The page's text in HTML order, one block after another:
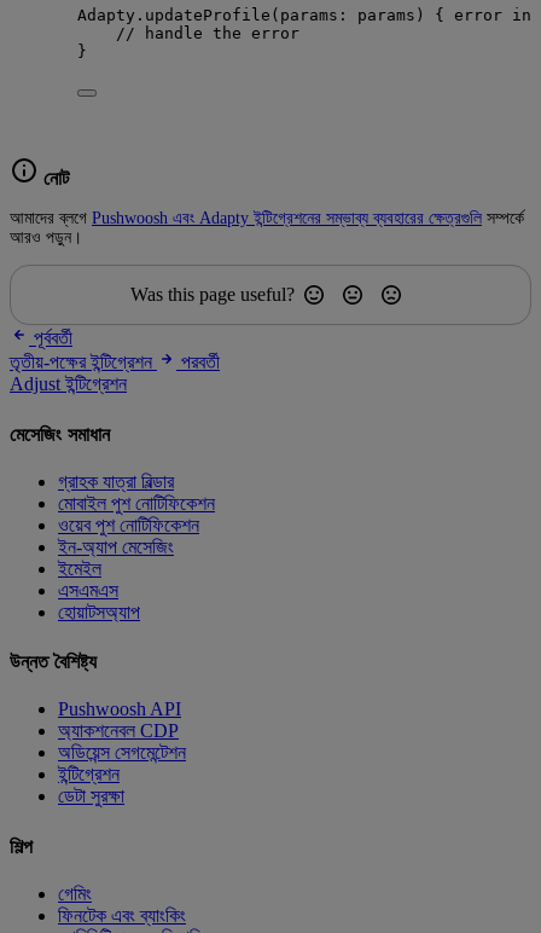
Adapty.updateProfile(params: params) { error in
// handle the error
}
নোট
আমাদের ব্লগে Pushwoosh এবং Adapty ইন্টিগ্রেশনের সম্ভাব্য ব্যবহারের ক্ষেত্রগুলি সম্পর্কে
আরও পড়ুন।
Was this page useful?
পূর্ববর্তী
তৃতীয়-পক্ষের ইন্টিগ্রেশন
পরবর্তী
Adjust ইন্টিগ্রেশন
মেসেজিং সমাধান
গ্রাহক যাত্রা বিল্ডার
মোবাইল পুশ নোটিফিকেশন
ওয়েব পুশ নোটিফিকেশন
ইন-অ্যাপ মেসেজিং
ইমেইল
এসএমএস
হোয়াটসঅ্যাপ
উন্নত বৈশিষ্ট্য
Pushwoosh API
অ্যাকশনেবল CDP
অডিয়েন্স সেগমেন্টেশন
ইন্টিগ্রেশন
ডেটা সুরক্ষা
শিল্প
গেমিং
ফিনটেক এবং ব্যাংকিং